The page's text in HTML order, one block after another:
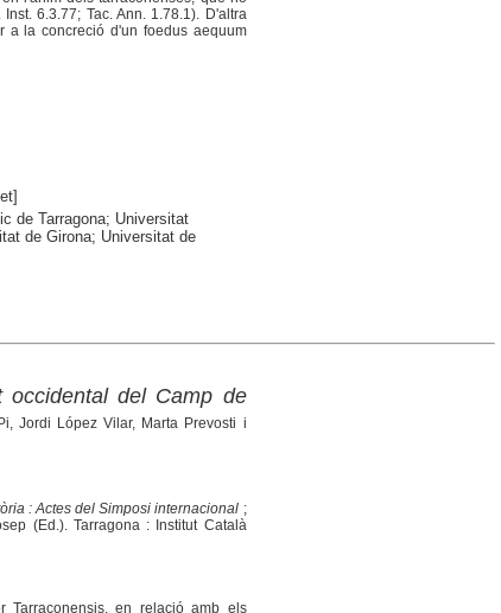
6.3.77; Tac. Ann. 1.78.1). D'altra
a la concreció d'un foedus aequum
de Tarragona; Universitat
de Girona; Universitat de
occidental del Camp de
Jordi López Vilar, Marta Prevosti i
: Actes del Simposi internacional ;
(Ed.). Tarragona : Institut Català
Tarraconensis, en relació amb els